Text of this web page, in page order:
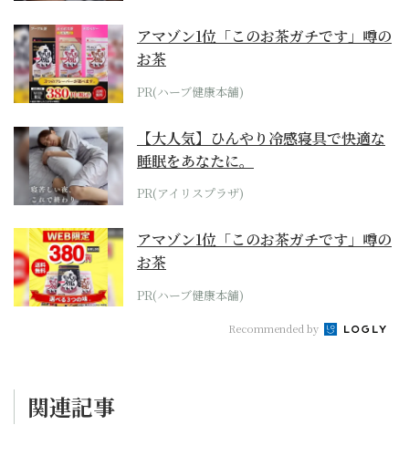
アマゾン1位「このお茶ガチです」噂の
お茶
PR(ハーブ健康本舗)
【大人気】ひんやり冷感寝具で快適な
睡眠をあなたに。
PR(アイリスプラザ)
アマゾン1位「このお茶ガチです」噂の
お茶
PR(ハーブ健康本舗)
Recommended by
関連記事